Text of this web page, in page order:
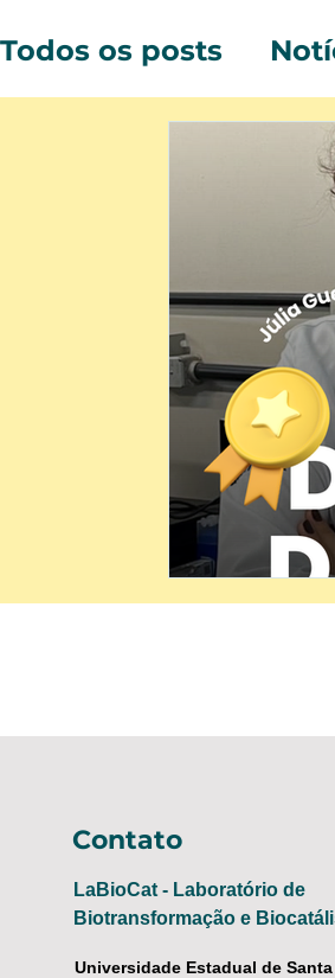
Todos os posts
Contato
LaBioCat - Laboratório de
Biotransformação e
Universidade Estadual de Santa